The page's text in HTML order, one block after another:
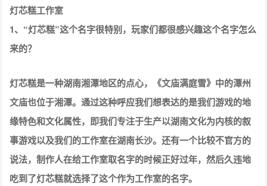
灯芯糕工作室
1、“灯芯糕”这个名字很特别，玩家们都很感兴趣这个名字怎么
来的？
灯芯糕是一种湖南湘潭地区的点心，《文庙满庭雪》中的潭州
文庙也位于湘潭。通过这种呼应我们想表达的是我们游戏的地
缘特色和文化属性，即我们专注于生产以湖南文化为内核的叙
事游戏以及我们的工作室在湖南长沙。还有一个比较不官方的
说法，制作人在给工作室取名字的时候正好过年，然后久违地
吃到了灯芯糕就选择了这个作为工作室的名字。